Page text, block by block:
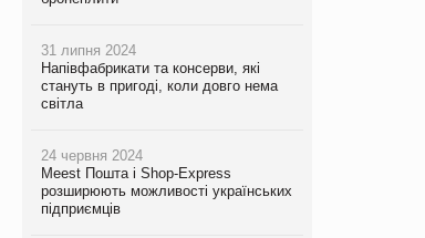
31 липня 2024
Напівфабрикати та консерви, які
стануть в пригоді, коли довго нема
світла
24 червня 2024
Meest Пошта і Shop-Express
розширюють можливості українських
підприємців